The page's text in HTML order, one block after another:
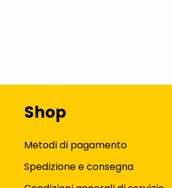
Shop
Metodi di pagamento
Spedizione e consegna